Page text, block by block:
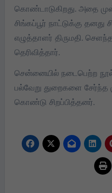
கொண்டாடுகிறது. அதை
சிங்கப்பூர் நாட்டுக்கு
எழுத்தாளர் திருமதி.
தெரிவித்தார்.
சென்னையில் நடைபெற்ற நூல்
பல்வேறு துறைகளை சேர்ந்த
கொண்டு சிறப்பித்தனர்.